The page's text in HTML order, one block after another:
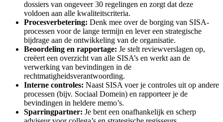
dossiers van ongeveer 30 regelingen en zorgt dat deze
voldoen aan alle kwaliteitscriteria.
Procesverbetering: Denk mee over de borging van SISA-
processen voor de lange termijn en lever een strategische
bijdrage aan de ontwikkeling van de organisatie.
Beoordeling en rapportage: Je stelt reviewverslagen op,
creëert een overzicht van alle SISA’s en werkt aan de
verwerking van bevindingen in de
rechtmatigheidsverantwoording.
Interne controles: Naast SISA voer je controles uit op andere
processen (bijv. Sociaal Domein) en rapporteer je de
bevindingen in heldere memo’s.
Sparringpartner: Je bent een onafhankelijk en scherp